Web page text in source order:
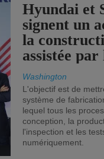
Hyundai et
signent un
la
assistée
Washington
L'objectif est de
système de
lequel tous les
conception, la
l'inspection et les
numériquement.